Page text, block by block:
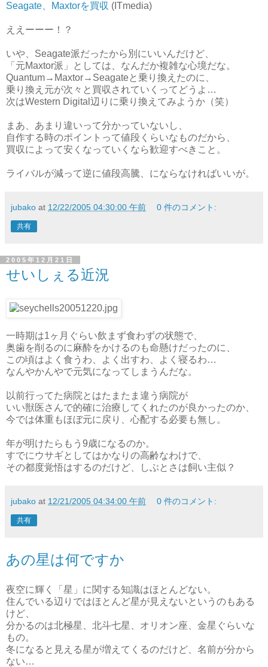
Seagate、Maxtorを買収 (ITmedia)
ええーーー！？
いや、Seagate派だったから別にいいんだけど、
「元Maxtor派」としては、なんだか複雑な心境だな。
Quantum→Maxtor→Seagateと乗り換えたのに、
乗り換え元が次々と買収されていくってどうよ…
次はWestern Digital辺りに乗り換えてみようか（笑）
まあ、あまり違いって分かっていないし、
自作する時のポイントって値段くらいなものだから、
買収によって安くなっていくなら歓迎すべきこと。
ライバルが減って逆に値段高騰、にならなければいいが。
jubako at 12/22/2005 04:30:00 午前 0 件のコメント:
共有
2005年12月21日
せいしぇる近況
一時期は1ヶ月ぐらい飲まず食わずの状態で、
奥歯を削るのに麻酔をかけるのも命懸けだったのに、
この頃はよく食うわ、よく出すわ、よく寝るわ…
なんやかんやで元気になってしまうんだな。
以前行ってた病院とはたまたま違う病院が
いい獣医さんで的確に治療してくれたのが良かったのか、
今では体重もほぼ元に戻り、心配する必要も無し。
年が明けたらもう9歳になるのか。
すでにウサギとしてはかなりの高齢なわけで、
その都度覚悟はするのだけど、しぶとさは飼い主似？
jubako at 12/21/2005 04:34:00 午前 0 件のコメント:
共有
あの星は何ですか
夜空に輝く「星」に関する知識はほとんどない。
住んでいる辺りではほとんど星が見えないというのもある
けど、
分かるのは北極星、北斗七星、オリオン座、金星ぐらいな
もの。
冬になると見える星が増えてくるのだけど、名前が分から
ない…